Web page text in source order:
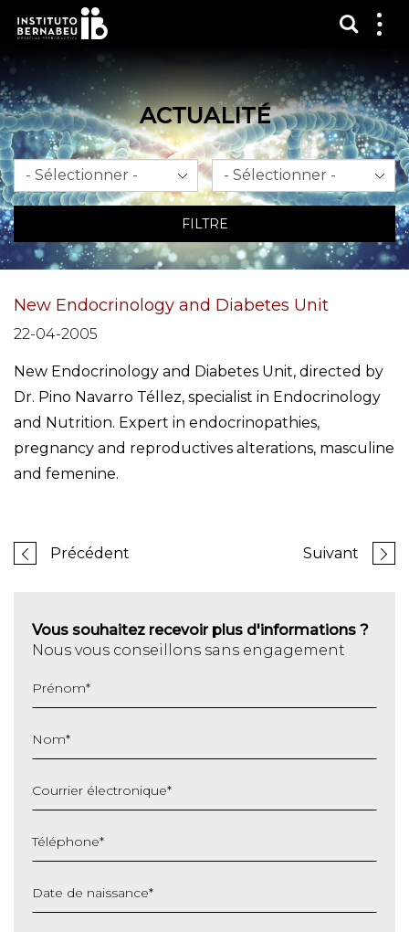
ACTUALITÉ
Mois An
FILTRE
New Endocrinology and Diabetes Unit
22-04-2005
New Endocrinology and Diabetes Unit, directed by
Dr. Pino Navarro Téllez, specialist in Endocrinology
and Nutrition. Expert in endocrinopathies,
pregnancy and reproductives alterations, masculine
and femenine.
Précédent Suivant
Vous souhaitez recevoir plus d'informations ?
Nous vous conseillons sans engagement
Prénom*
Nom*
Courrier électronique*
Téléphone*
Date de naissance*